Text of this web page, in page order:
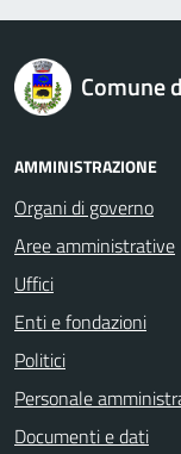
logo Unione Europea
Comune
AMMINISTRAZIONE
Organi di governo
Aree amministrative
Uffici
Enti e fondazioni
Politici
Personale
Documenti e dati